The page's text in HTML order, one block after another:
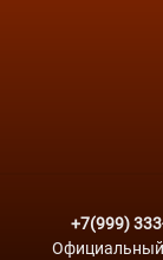
+7(999)
Официальный